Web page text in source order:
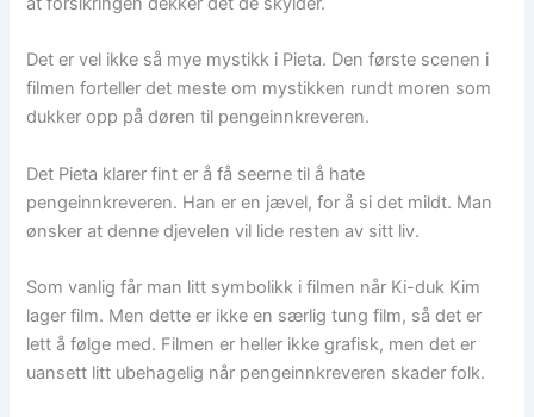
Det er vel ikke så mye mystikk i Pieta. Den første scenen i
filmen forteller det meste om mystikken rundt moren som
dukker opp på døren til pengeinnkreveren.
Det Pieta klarer fint er å få seerne til å hate
pengeinnkreveren. Han er en jævel, for å si det mildt. Man
ønsker at denne djevelen vil lide resten av sitt liv.
Som vanlig får man litt symbolikk i filmen når Ki-duk Kim
lager film. Men dette er ikke en særlig tung film, så det er
lett å følge med. Filmen er heller ikke grafisk, men det er
uansett litt ubehagelig når pengeinnkreveren skader folk.